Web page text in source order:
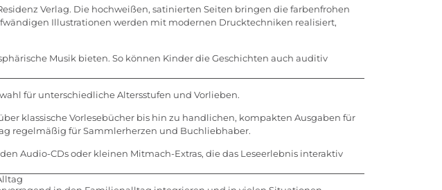
Verlag. Die hochweißen, satinierten Seiten bringen die farbenfrohen
Illustrationen werden mit modernen Drucktechniken realisiert,
Musik bieten. So können Kinder die Geschichten auch auditiv
für unterschiedliche Altersstufen und Vorlieben.
klassische Vorlesebücher bis hin zu handlichen, kompakten Ausgaben für
regelmäßig für Sammlerherzen und Buchliebhaber.
Audio-CDs oder kleinen Mitmach-Extras, die das Leseerlebnis interaktiv